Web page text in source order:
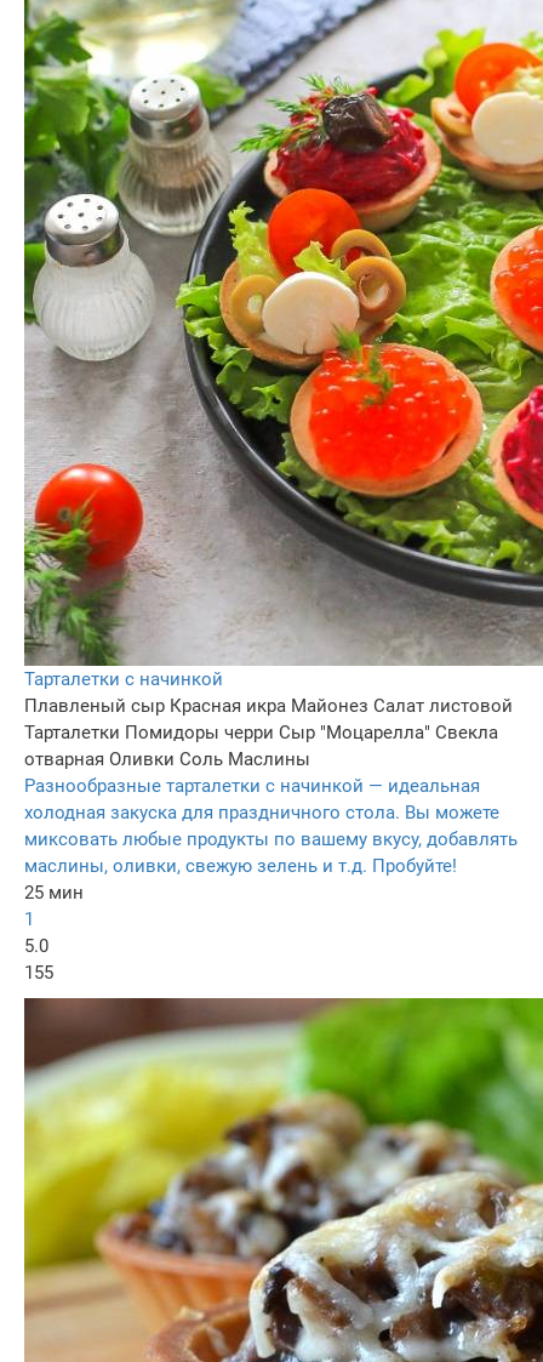
Тарталетки с начинкой
Плавленый сыр Красная икра Майонез Салат листовой
Тарталетки Помидоры черри Сыр "Моцарелла" Свекла
отварная Оливки Соль Маслины
Разнообразные тарталетки с начинкой — идеальная
холодная закуска для праздничного стола. Вы можете
миксовать любые продукты по вашему вкусу, добавлять
маслины, оливки, свежую зелень и т.д. Пробуйте!
25 мин
1
5.0
155